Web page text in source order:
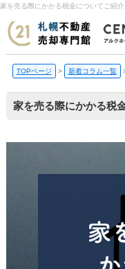
TOPページ > 新着コラム一覧
家を売る際にかかる税